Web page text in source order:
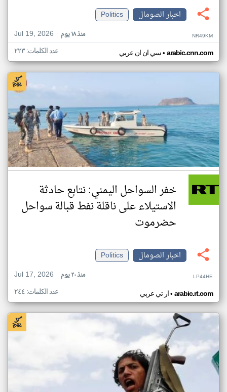
اخبار الصومال
Politics
Jul 19, 2026
منذ ١٨ يوم NR49KM
سي ان ان عربي• arabic.cnn.com عدد الكلمات: ٢٢٣
خفر السواحل اليمني: نتابع حادثة
الاستيلاء على ناقلة نفط قبالة سواحل
حضرموت
اخبار الصومال
Politics
Jul 17, 2026
منذ ٢٠ يوم LP44HE
ار تي عربي• arabic.rt.com عدد الكلمات: ٢٤٤